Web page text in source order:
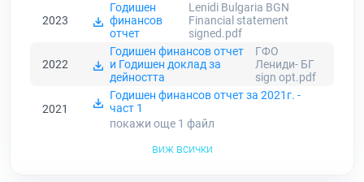
2023
Годишен
финансов
отчет
Lenidi Bulgaria BGN
Financial statement
signed.pdf
2022
Годишен финансов отчет
и Годишен доклад за
дейността
ГФО
Лениди- БГ
sign opt.pdf
2021
Годишен финансов отчет за 2021г. -
част 1
покажи още 1 файл
виж всички